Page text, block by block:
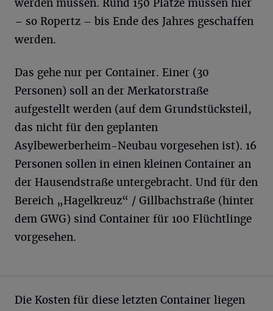
werden müssen. Rund 150 Plätze müssen hier
– so Ropertz – bis Ende des Jahres geschaffen
werden.
Das gehe nur per Container. Einer (30
Personen) soll an der Merkatorstraße
aufgestellt werden (auf dem Grundstücksteil,
das nicht für den geplanten
Asylbewerberheim-Neubau vorgesehen ist). 16
Personen sollen in einen kleinen Container an
der Hausendstraße untergebracht. Und für den
Bereich „Hagelkreuz“ / Gillbachstraße (hinter
dem GWG) sind Container für 100 Flüchtlinge
vorgesehen.
Die Kosten für diese letzten Container liegen